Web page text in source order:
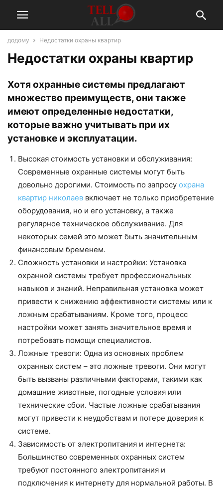
додому Недостатки охраны квартир
Недостатки охраны квартир
Хотя охранные системы предлагают
множество преимуществ, они также
имеют определенные недостатки,
которые важно учитывать при их
установке и эксплуатации.
Высокая стоимость установки и обслуживания:
Современные охранные системы могут быть
довольно дорогими. Стоимость по запросу охрана
квартир николаев включает не только приобретение
оборудования, но и его установку, а также
регулярное техническое обслуживание. Для
некоторых семей это может быть значительным
финансовым бременем.
Сложность установки и настройки: Установка
охранной системы требует профессиональных
навыков и знаний. Неправильная установка может
привести к снижению эффективности системы или к
ложным срабатываниям. Кроме того, процесс
настройки может занять значительное время и
потребовать помощи специалистов.
Ложные тревоги: Одна из основных проблем
охранных систем – это ложные тревоги. Они могут
быть вызваны различными факторами, такими как
домашние животные, погодные условия или
технические сбои. Частые ложные срабатывания
могут привести к неудобствам и потере доверия к
системе.
Зависимость от электропитания и интернета:
Большинство современных охранных систем
требуют постоянного электропитания и
подключения к интернету для нормальной работы. В